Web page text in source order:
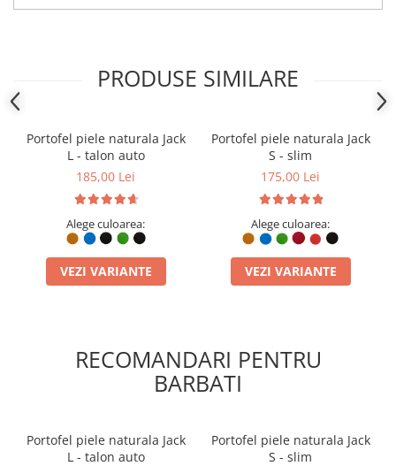
PRODUSE SIMILARE
Portofel piele naturala Jack
L - talon auto
185,00 Lei
Alege culoarea:
VEZI VARIANTE
Portofel piele naturala Jack
S - slim
175,00 Lei
Alege culoarea:
VEZI VARIANTE
RECOMANDARI PENTRU
BARBATI
Portofel piele naturala Jack
L - talon auto
Portofel piele naturala Jack
S - slim